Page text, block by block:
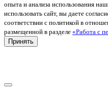
опыта и анализа использования
использовать сайт, вы даете
соответствии с политикой в
размещенной в разделе «Работа с
Принять